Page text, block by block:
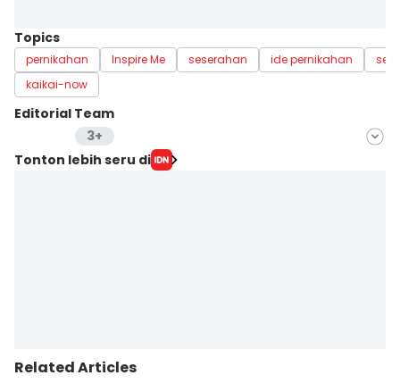
Topics
pernikahan Inspire Me seserahan ide pernikahan
kaikai-now
Editorial Team
3+
Editor
Tonton lebih seru di
Related Articles